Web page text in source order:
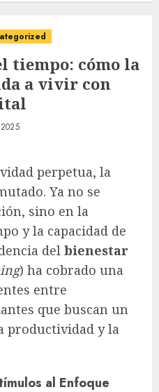
tiempo: cómo la
a vivir con
perpetua, la
Ya no se
sino en la
y la capacidad de
del bienestar
) ha cobrado una
entre
que buscan un
productividad y la
al Enfoque